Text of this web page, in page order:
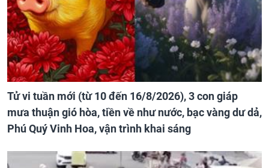
Tử vi tuần mới (từ 10 đến 16/8/2026), 3 con giáp
mưa thuận gió hòa, tiền về như nước, bạc vàng dư dả,
Phú Quý Vinh Hoa, vận trình khai sáng